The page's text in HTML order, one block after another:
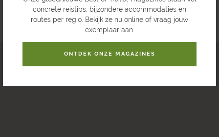
concrete reistips, bijzondere accommodaties en
routes per regio. Bekijk ze nu online of vraag jouw
exemplaar aan.
ONTDEK ONZE MAGAZINES